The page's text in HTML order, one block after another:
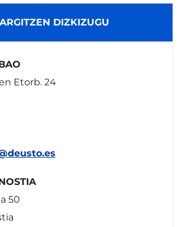
DIZKIZUGU
Etorb. 24
50